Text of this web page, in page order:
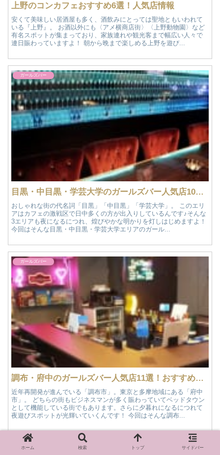
上野のコンカフェおすすめ6選！人気店情報
安くて美味しい居酒屋も多く、酒飲みにとっては聖地ともいわれて
いる『上野』。 お酒以外にも〈アメ横商店街〉〈上野動物園〉など
有名スポットが集まっており、家族連れや観光客まで幅広い人々で
連日賑わっていますよ！ 朝から晩まで楽しめる上野を遊び...
ガールズバー
目黒・中目黒・学芸大学のガールズバー人気店10選！おすすめ情報
おしゃれな街の代名詞「目黒」「中目黒」「学芸大学」。 このエリ
アはカフェの激戦区で日中多くの方が出入りしているんです♪そんな
3エリアも夜になるにつれ、煌びやかな明かりを灯しはじめますよ！
今回はそんな目黒・中目黒・学芸大学エリアのガール...
ガールズバー
調布・府中のガールズバー人気店11選！おすすめ情報
近年再開発が進んでいる「調布市」。東京と多摩地域にある「府中
市」。 どちらの街もビジネスマンが多く賑わっていてベッドタウン
として機能している街でもあります。さらに夕暮れになるにつれて
夜遊びスポットが光輝いていくんです！ 今回はそんな調布...
ガールズバー
ホーム 検索 トップ サイドバー